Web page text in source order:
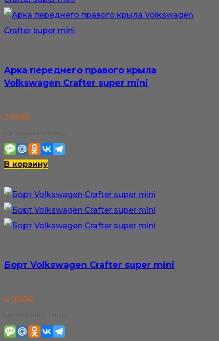
Арка переднего правого крыла
Volkswagen Crafter super mini
2 100₽
В корзину
Борт Volkswagen Crafter super mini
4 000₽